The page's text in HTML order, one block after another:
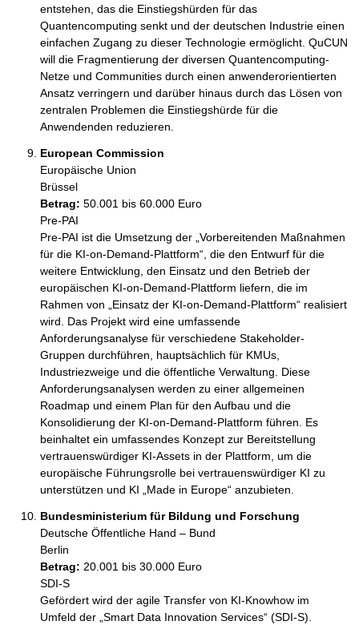
entstehen, das die Einstiegshürden für das
Quantencomputing senkt und der deutschen Industrie einen
einfachen Zugang zu dieser Technologie ermöglicht. QuCUN
will die Fragmentierung der diversen Quantencomputing-
Netze und Communities durch einen anwenderorientierten
Ansatz verringern und darüber hinaus durch das Lösen von
zentralen Problemen die Einstiegshürde für die
Anwendenden reduzieren.
European Commission
Europäische Union
Brüssel
Betrag: 50.001 bis 60.000 Euro
Pre-PAI
Pre-PAI ist die Umsetzung der „Vorbereitenden Maßnahmen
für die KI-on-Demand-Plattform“, die den Entwurf für die
weitere Entwicklung, den Einsatz und den Betrieb der
europäischen KI-on-Demand-Plattform liefern, die im
Rahmen von „Einsatz der KI-on-Demand-Plattform“ realisiert
wird. Das Projekt wird eine umfassende
Anforderungsanalyse für verschiedene Stakeholder-
Gruppen durchführen, hauptsächlich für KMUs,
Industriezweige und die öffentliche Verwaltung. Diese
Anforderungsanalysen werden zu einer allgemeinen
Roadmap und einem Plan für den Aufbau und die
Konsolidierung der KI-on-Demand-Plattform führen. Es
beinhaltet ein umfassendes Konzept zur Bereitstellung
vertrauenswürdiger KI-Assets in der Plattform, um die
europäische Führungsrolle bei vertrauenswürdiger KI zu
unterstützen und KI „Made in Europe“ anzubieten.
Bundesministerium für Bildung und Forschung
Deutsche Öffentliche Hand – Bund
Berlin
Betrag: 20.001 bis 30.000 Euro
SDI-S
Gefördert wird der agile Transfer von KI-Knowhow im
Umfeld der „Smart Data Innovation Services“ (SDI-S).